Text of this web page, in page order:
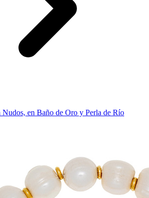
Nudos, en Baño de Oro y Perla de Río